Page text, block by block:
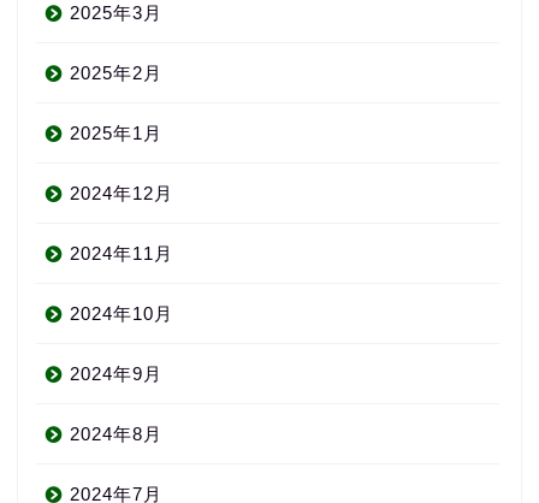
2025年3月
2025年2月
2025年1月
2024年12月
2024年11月
2024年10月
2024年9月
2024年8月
2024年7月